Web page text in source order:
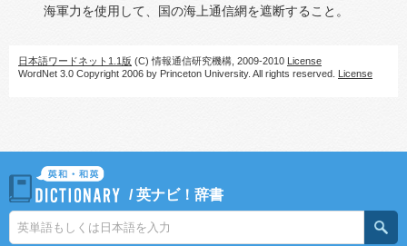
海軍力を使用して、国の海上通信網を遮断すること。
日本語ワードネット1.1版 (C) 情報通信研究機構, 2009-2010 License
WordNet 3.0 Copyright 2006 by Princeton University. All rights reserved. License
/英ナビ！辞書